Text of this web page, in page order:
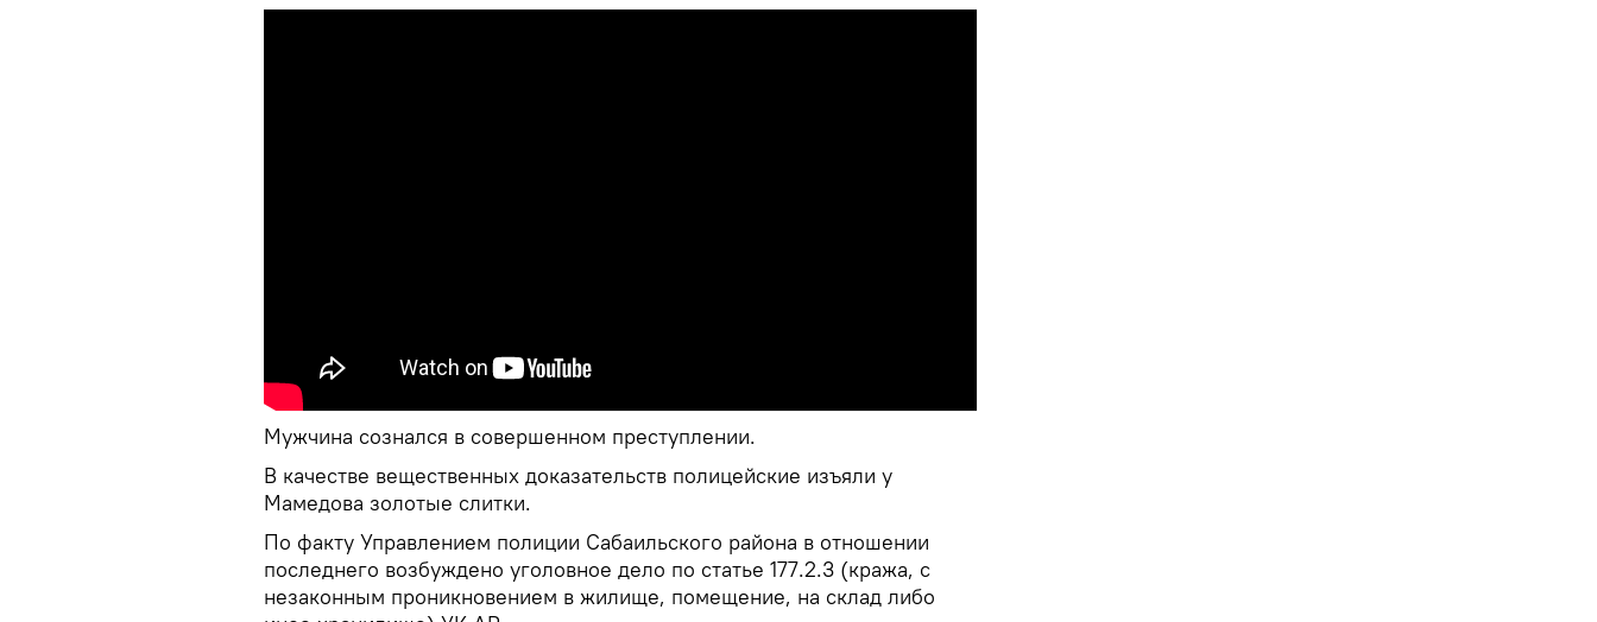
Мужчина сознался в совершенном преступлении.
В качестве вещественных доказательств полицейские изъяли у
Мамедова золотые слитки.
По факту Управлением полиции Сабаильского района в отношении
последнего возбуждено уголовное дело по статье 177.2.3 (кража, с
незаконным проникновением в жилище, помещение, на склад либо